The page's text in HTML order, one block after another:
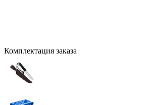
Комплектация заказа